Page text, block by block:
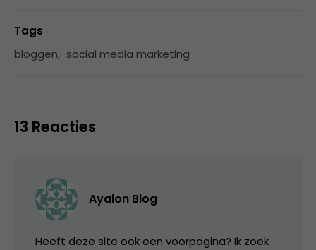
Tags
bloggen, social media marketing
13 Reacties
Ayalon Blog
Heeft deze site ook een voorpagina? Ik zoek